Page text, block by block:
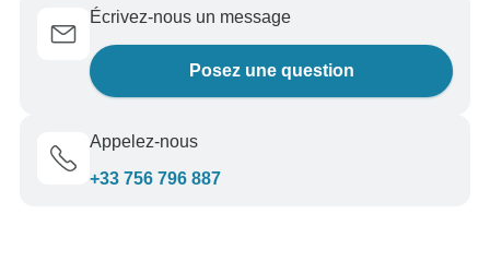
Écrivez-nous un message
Posez une question
Appelez-nous
+33 756 796 887